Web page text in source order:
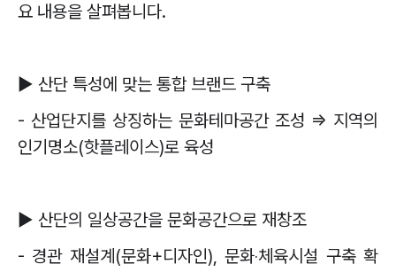
요 내용을 살펴봅니다.
▶ 산단 특성에 맞는 통합 브랜드 구축
- 산업단지를 상징하는 문화테마공간 조성 ⇒ 지역의
인기명소(핫플레이스)로 육성
▶ 산단의 일상공간을 문화공간으로 재창조
- 경관 재설계 (문화+디자인), 문화‧체육시설 구축 확